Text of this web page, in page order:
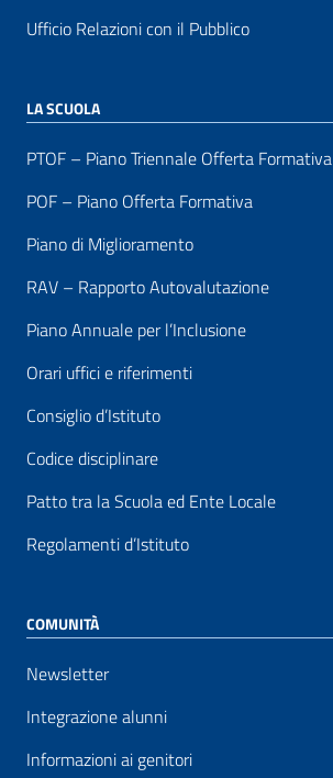
Ufficio Relazioni con il Pubblico
LA SCUOLA
PTOF – Piano Triennale Offerta Formativa
POF – Piano Offerta Formativa
Piano di Miglioramento
RAV – Rapporto Autovalutazione
Piano Annuale per l’Inclusione
Orari uffici e riferimenti
Consiglio d’Istituto
Codice disciplinare
Patto tra la Scuola ed Ente Locale
Regolamenti d’Istituto
COMUNITÀ
Newsletter
Integrazione alunni
Informazioni ai genitori